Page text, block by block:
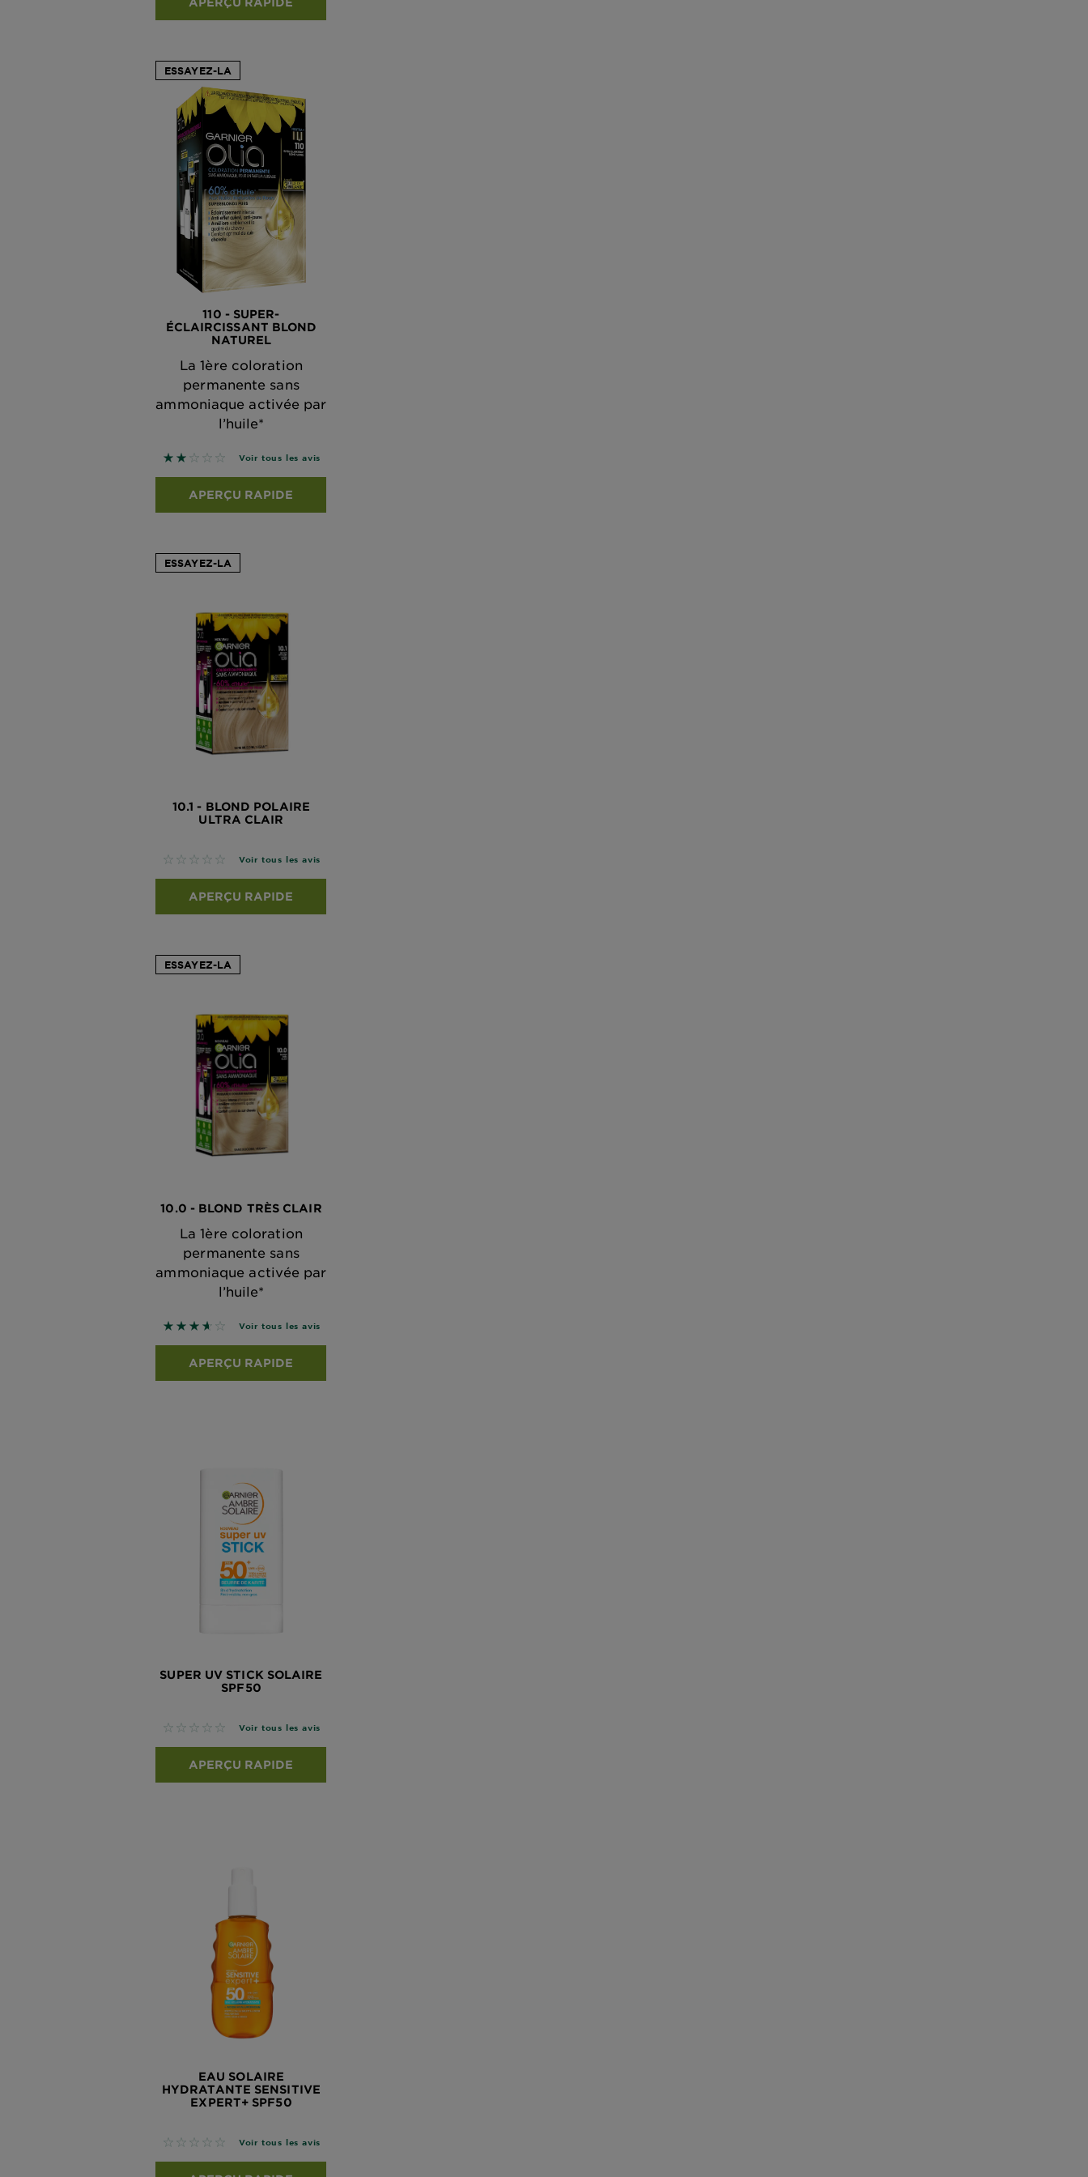
ESSAYEZ-LA
110 - SUPER-
ÉCLAIRCISSANT BLOND
NATUREL
La 1ère coloration
permanente sans
ammoniaque activée par
l’huile*
2 sur 5 étoiles basé sur les avis
Voir tous les avis
APERÇU RAPIDE
ESSAYEZ-LA
10.1 - BLOND POLAIRE
ULTRA CLAIR
No reviews Voir tous les avis
APERÇU RAPIDE
ESSAYEZ-LA
10.0 - BLOND TRÈS CLAIR
La 1ère coloration
permanente sans
ammoniaque activée par
l’huile*
3.6667 sur 5 étoiles basé sur les avis
Voir tous les avis
APERÇU RAPIDE
SUPER UV STICK SOLAIRE
SPF50
No reviews Voir tous les avis
APERÇU RAPIDE
EAU SOLAIRE
HYDRATANTE SENSITIVE
EXPERT+ SPF50
No reviews Voir tous les avis